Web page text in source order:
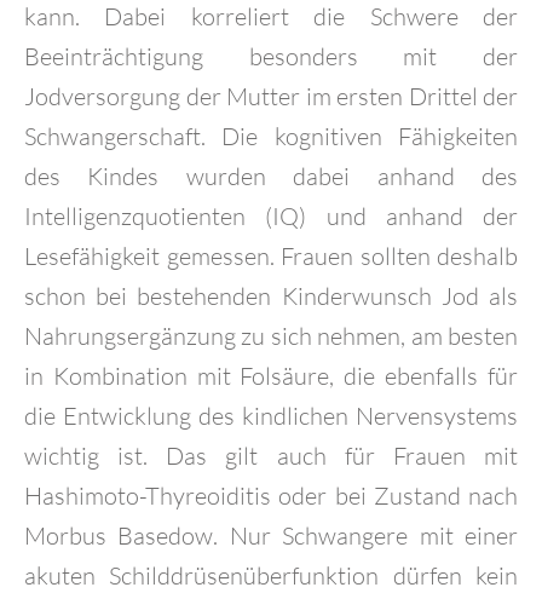
kann. Dabei korreliert die Schwere der
Beeinträchtigung besonders mit der
Jodversorgung der Mutter im ersten Drittel der
Schwangerschaft. Die kognitiven Fähigkeiten
des Kindes wurden dabei anhand des
Intelligenzquotienten (IQ) und anhand der
Lesefähigkeit gemessen. Frauen sollten deshalb
schon bei bestehenden Kinderwunsch Jod als
Nahrungsergänzung zu sich nehmen, am besten
in Kombination mit Folsäure, die ebenfalls für
die Entwicklung des kindlichen Nervensystems
wichtig ist. Das gilt auch für Frauen mit
Hashimoto-Thyreoiditis oder bei Zustand nach
Morbus Basedow. Nur Schwangere mit einer
akuten Schilddrüsenüberfunktion dürfen kein